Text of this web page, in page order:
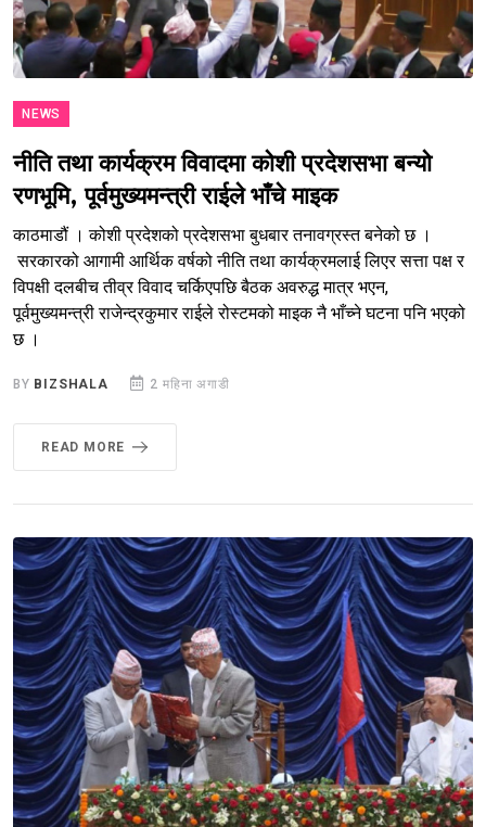
NEWS
नीति तथा कार्यक्रम विवादमा कोशी प्रदेशसभा बन्यो
रणभूमि, पूर्वमुख्यमन्त्री राईले भाँचे माइक
काठमाडौं । कोशी प्रदेशको प्रदेशसभा बुधबार तनावग्रस्त बनेको छ ।
सरकारको आगामी आर्थिक वर्षको नीति तथा कार्यक्रमलाई लिएर सत्ता पक्ष र
विपक्षी दलबीच तीव्र विवाद चर्किएपछि बैठक अवरुद्ध मात्र भएन,
पूर्वमुख्यमन्त्री राजेन्द्रकुमार राईले रोस्टमको माइक नै भाँच्ने घटना पनि भएको
छ ।
BY BIZSHALA 2 महिना अगाडी
READ MORE